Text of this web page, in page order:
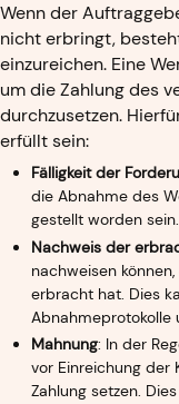
Wenn der
nicht erbringt,
einzureichen. Eine
um die Zahlung des
durchzusetzen.
erfüllt sein:
Fälligkeit der
die Abnahme des
gestellt worden sein.
Nachweis der
nachweisen
erbracht hat. Dies
Abnahmeprotokolle
Mahnung: In der
vor Einreichung der
Zahlung setzen.